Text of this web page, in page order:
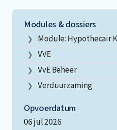
Modules & dossiers
Module: Hypothecair
VVE
VvE Beheer
Verduurzaming
Opvoerdatum
06 jul 2026